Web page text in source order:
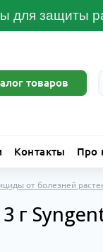
для защиты
товаров
Контакты Про
от болезней
г